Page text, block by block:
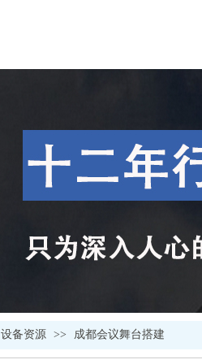
设备资源 >> 成都会议舞台搭建